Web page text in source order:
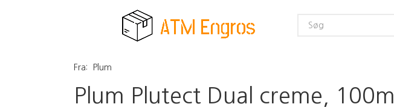
Fra: Plum
Plum Plutect Dual creme, 100ml